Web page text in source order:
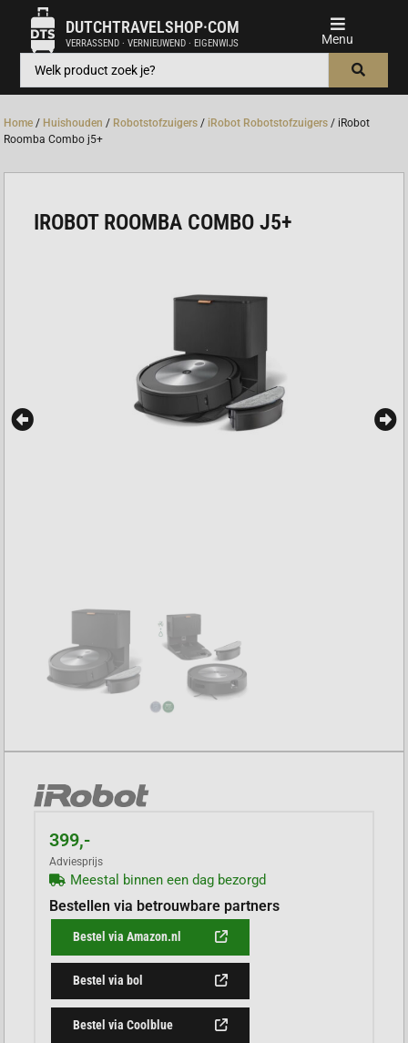
DUTCHTRAVELSHOP·COM
VERRASSEND · VERNIEUWEND · EIGENWIJS
Home / Huishouden / Robotstofzuigers / iRobot Robotstofzuigers / iRobot
Roomba Combo j5+
IROBOT ROOMBA COMBO J5+
399,-
Adviesprijs
Meestal binnen een dag bezorgd
Bestellen via betrouwbare partners
Bestel via Amazon.nl
Bestel via bol
Bestel via Coolblue